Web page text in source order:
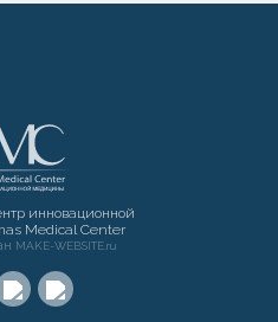
инновационной
Medical Center
MAKE-WEBSITE.ru